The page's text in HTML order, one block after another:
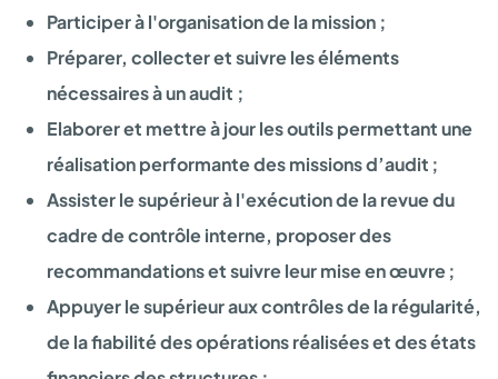
Participer à l'organisation de la mission ;
Préparer, collecter et suivre les éléments
nécessaires à un audit ;
Elaborer et mettre à jour les outils permettant une
réalisation performante des missions d’audit ;
Assister le supérieur à l'exécution de la revue du
cadre de contrôle interne, proposer des
recommandations et suivre leur mise en œuvre ;
Appuyer le supérieur aux contrôles de la régularité,
de la fiabilité des opérations réalisées et des états